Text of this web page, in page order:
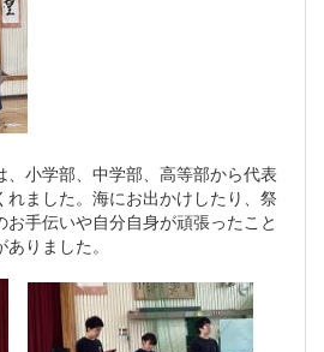
、小学部、中学部、高等部から代表
ました。海にお出かけしたり、祭
お手伝いや自分自身が頑張ったこと
りました。